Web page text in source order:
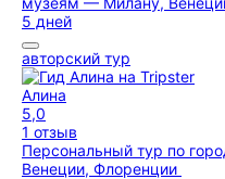
5 дней
авторский тур
Алина
5,0
1 отзыв
Персональный тур по
Венеции, Флоренции